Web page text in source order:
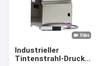
Industrieller
Tintenstrahl-Drucker